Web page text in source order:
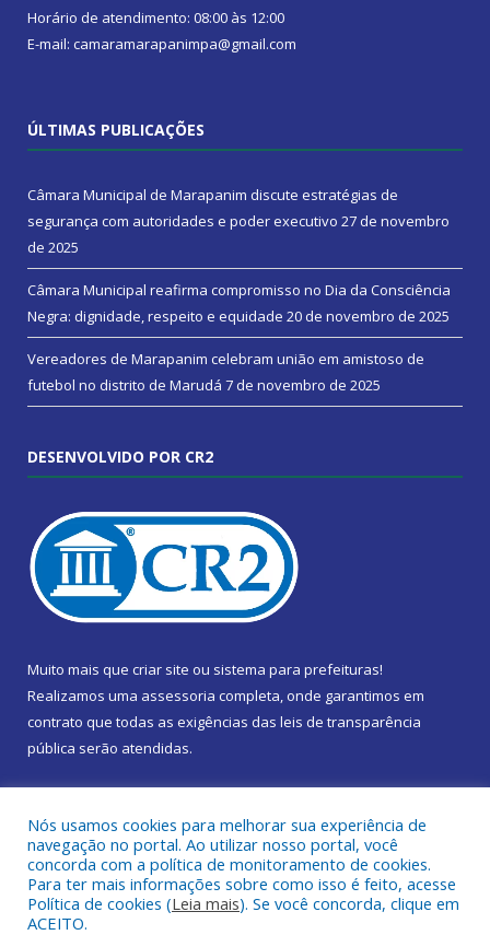
Horário de atendimento: 08:00 às 12:00
E-mail: camaramarapanimpa@gmail.com
ÚLTIMAS PUBLICAÇÕES
Câmara Municipal de Marapanim discute estratégias de
segurança com autoridades e poder executivo 27 de novembro
de 2025
Câmara Municipal reafirma compromisso no Dia da Consciência
Negra: dignidade, respeito e equidade 20 de novembro de 2025
Vereadores de Marapanim celebram união em amistoso de
futebol no distrito de Marudá 7 de novembro de 2025
DESENVOLVIDO POR CR2
Muito mais que criar site ou sistema para prefeituras!
Realizamos uma assessoria completa, onde garantimos em
contrato que todas as exigências das leis de transparência
pública serão atendidas.
Todos os direitos reservados a Câmara Municipal de Marapanim.
Nós usamos cookies para melhorar sua experiência de
navegação no portal. Ao utilizar nosso portal, você
concorda com a política de monitoramento de cookies.
Para ter mais informações sobre como isso é feito, acesse
Política de cookies (Leia mais). Se você concorda, clique em
ACEITO.